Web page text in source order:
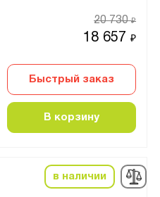
18 657₽
20 730₽
Быстрый заказ
В корзину
в наличии